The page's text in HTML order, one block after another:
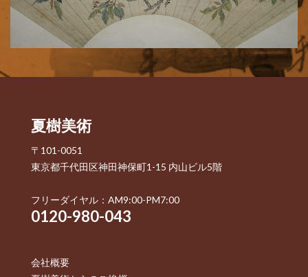
夏樹美術
〒101-0051
東京都千代田区神田神保町1-15 内山ビル5階
フリーダイヤル：AM9:00-PM7:00
0120-980-043
会社概要